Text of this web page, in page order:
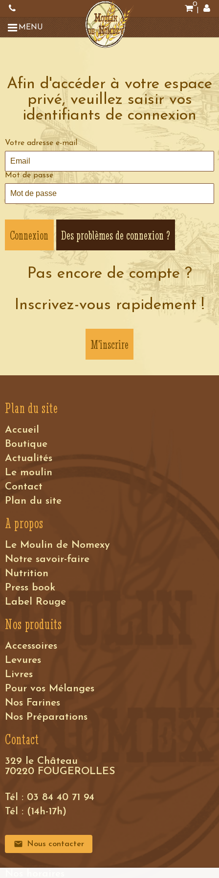
0
MENU
Afin d'accéder à votre espace
privé, veuillez saisir vos
identifiants de connexion
Votre adresse e-mail
Mot de passe
Des problèmes de connexion ?
Pas encore de compte ?
Inscrivez-vous rapidement !
M'inscrire
Plan du site
Accueil
Boutique
Actualités
Le moulin
Contact
Plan du site
A propos
Le Moulin de Nomexy
Notre savoir-faire
Nutrition
Press book
Label Rouge
Nos produits
Accessoires
Levures
Livres
Pour vos Mélanges
Nos Farines
Nos Préparations
Contact
329 le Château
70220 FOUGEROLLES
Tél : 03 84 40 71 94
Tél : (14h-17h)
Nous contacter